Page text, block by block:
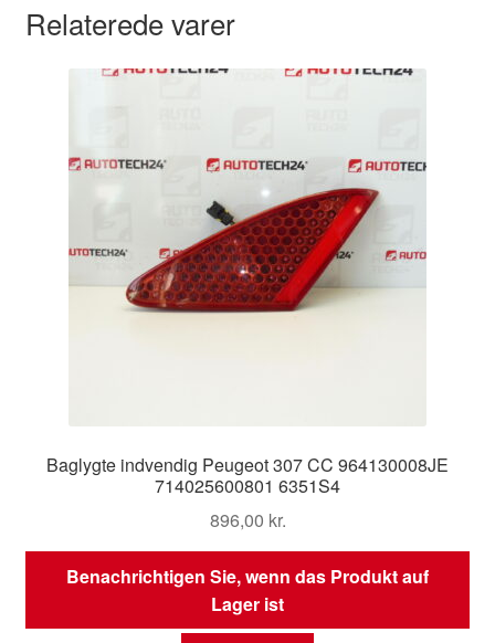
Relaterede varer
Baglygte indvendig Peugeot 307 CC 964130008JE
714025600801 6351S4
896,00 kr.
Benachrichtigen Sie, wenn das Produkt auf
Lager ist